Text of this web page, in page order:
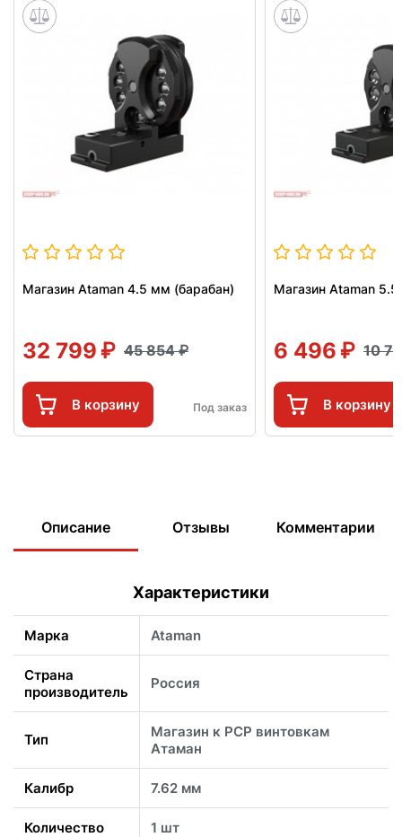
Магазин Ataman 4.5 мм (барабан)
32 799 45 854
В корзину Под заказ
Магазин Ataman
6 496 10
В корзину
Описание Отзывы Комментарии
Характеристики
Марка Ataman
Страна
производитель
Россия
Тип
Магазин к PCP винтовкам
Атаман
Калибр 7.62 мм
Количество 1 шт